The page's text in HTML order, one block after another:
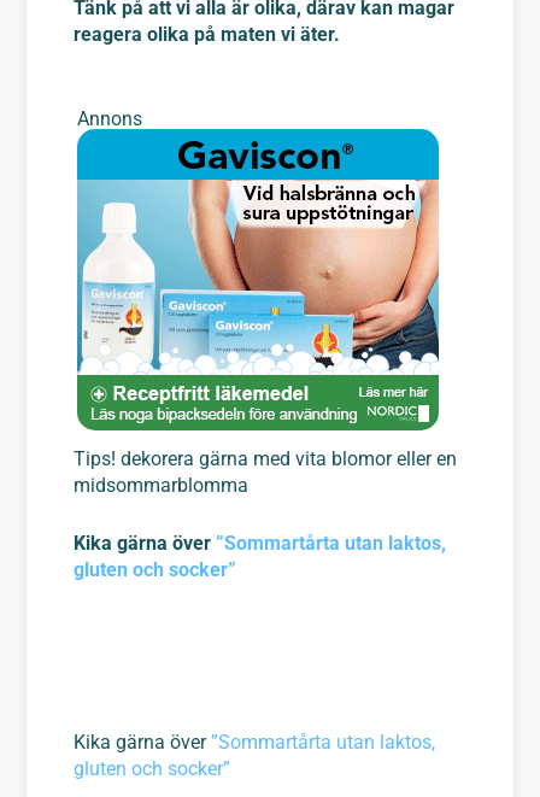
Tänk på att vi alla är olika, därav kan magar
reagera olika på maten vi äter.
Annons
Tips! dekorera gärna med vita blomor eller en
midsommarblomma
Kika gärna över ”Sommartårta utan laktos,
gluten och socker”
Kika gärna över”Sommartårta utan laktos,
gluten och socker”